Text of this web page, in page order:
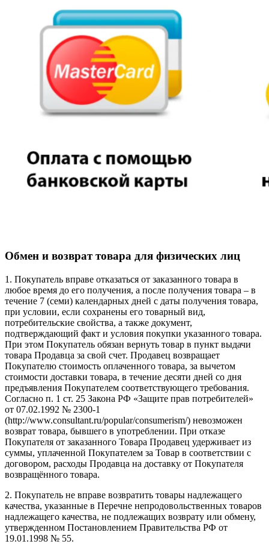
Обмен и возврат товара для физических лиц
1. Покупатель вправе отказаться от заказанного товара в
любое время до его получения, а после получения товара – в
течение 7 (семи) календарных дней с даты получения товара,
при условии, если сохранены его товарный вид,
потребительские свойства, а также документ,
подтверждающий факт и условия покупки указанного товара.
При этом Покупатель обязан вернуть товар в пункт выдачи
товара Продавца за свой счет. Продавец возвращает
Покупателю стоимость оплаченного товара, за вычетом
стоимости доставки товара, в течение десяти дней со дня
предъявления Покупателем соответствующего требования.
Согласно п. 1 ст. 25 Закона РФ «Защите прав потребителей»
от 07.02.1992 № 2300-1
(http://www.consultant.ru/popular/consumerism/) невозможен
возврат товара, бывшего в употреблении. При отказе
Покупателя от заказанного Товара Продавец удерживает из
суммы, уплаченной Покупателем за Товар в соответствии с
договором, расходы Продавца на доставку от Покупателя
возвращённого товара.
2. Покупатель не вправе возвратить товары надлежащего
качества, указанные в Перечне непродовольственных товаров
надлежащего качества, не подлежащих возврату или обмену,
утвержденном Постановлением Правительства РФ от
19.01.1998 № 55.